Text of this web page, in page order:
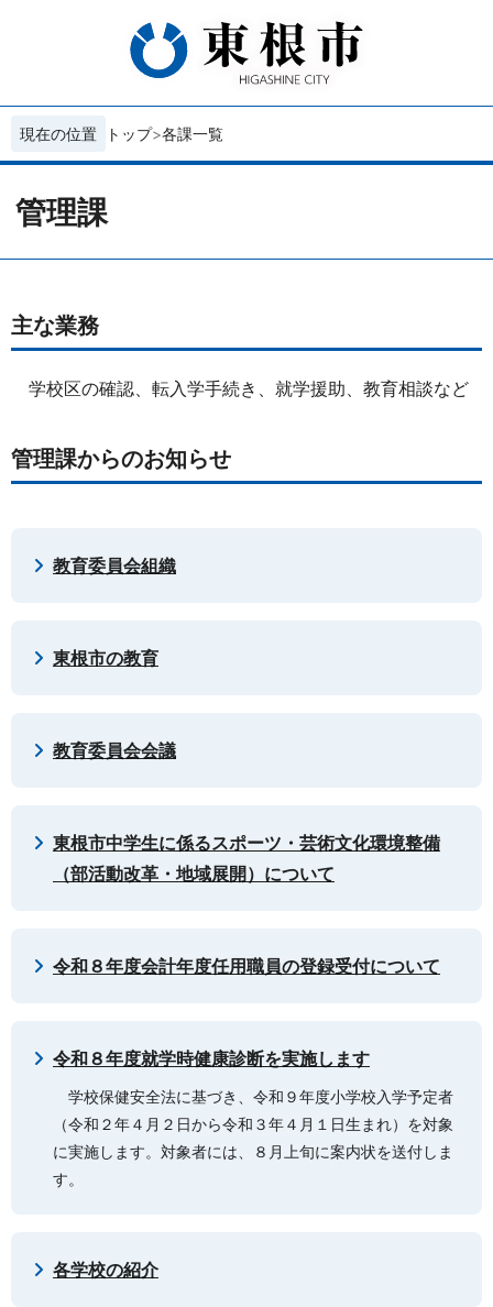
現在の位置 トップ 各課一覧
管理課
主な業務
学校区の確認、転入学手続き、就学援助、教育相談など
管理課からのお知らせ
教育委員会組織
東根市の教育
教育委員会会議
東根市中学生に係るスポーツ・芸術文化環境整備
（部活動改革・地域展開）について
令和８年度会計年度任用職員の登録受付について
令和８年度就学時健康診断を実施します
学校保健安全法に基づき、令和９年度小学校入学予定者
（令和２年４月２日から令和３年４月１日生まれ）を対象
に実施します。対象者には、８月上旬に案内状を送付しま
す。
各学校の紹介